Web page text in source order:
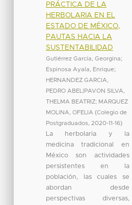
PRÁCTICA DE LA
HERBOLARIA EN EL
ESTADO DE MÉXICO,
PAUTAS HACIA LA
SUSTENTABILIDAD
Gutiérrez García, Georgina;
Espinosa Ayala, Enrique;
HERNANDEZ GARCIA,
PEDRO ABEL|PAVON SILVA,
THELMA BEATRIZ; MARQUEZ
MOLINA, OFELIA (Colegio de
Postgraduados
2020-11-16)
La herbolaria y la
medicina tradicional en
México son actividades
persistentes en la
población, las cuales se
abordan desde
perspectivas diversas,